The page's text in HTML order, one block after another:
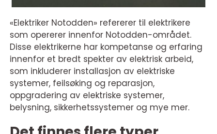
«Elektriker Notodden» refererer til elektrikere
som opererer innenfor Notodden-området.
Disse elektrikerne har kompetanse og erfaring
innenfor et bredt spekter av elektrisk arbeid,
som inkluderer installasjon av elektriske
systemer, feilsøking og reparasjon,
oppgradering av elektriske systemer,
belysning, sikkerhetssystemer og mye mer.